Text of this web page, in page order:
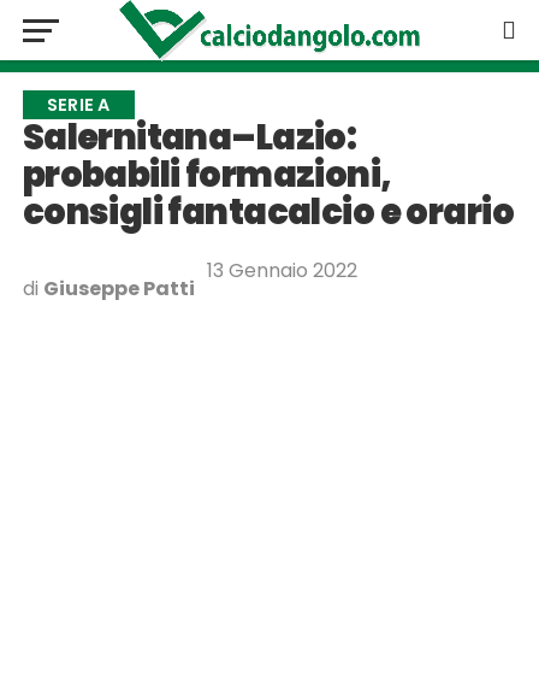
SERIE A
Salernitana–Lazio:
probabili formazioni,
consigli fantacalcio e orario
di Giuseppe Patti
13 Gennaio 2022